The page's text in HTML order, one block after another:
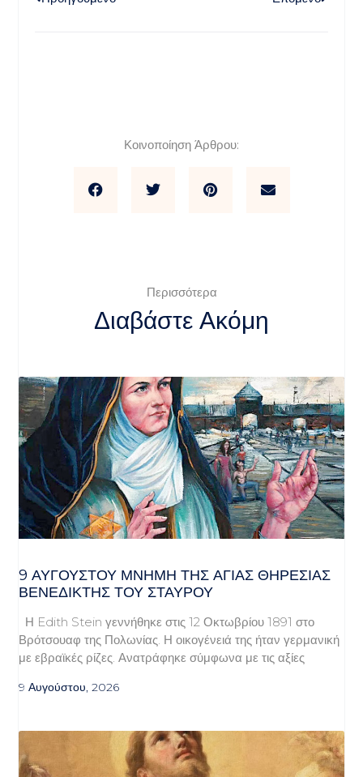
Κοινοποίηση Άρθρου:
Περισσότερα
Διαβάστε Ακόμη
9 ΑΥΓΟΥΣΤΟΥ ΜΝΗΜΗ ΤΗΣ ΑΓΙΑΣ ΘΗΡΕΣΙΑΣ
ΒΕΝΕΔΙΚΤΗΣ ΤΟΥ ΣΤΑΥΡΟΥ
Η Edith Stein γεννήθηκε στις 12 Οκτωβρίου 1891 στο
Βρότσουαφ της Πολωνίας. Η οικογένειά της ήταν γερμανική
με εβραϊκές ρίζες. Ανατράφηκε σύμφωνα με τις αξίες
9 Αυγούστου, 2026